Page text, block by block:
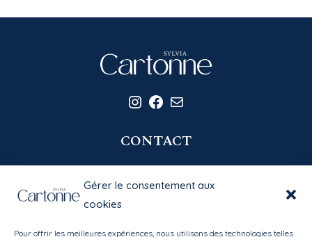
Gérer le consentement aux
cookies
Pour offrir les meilleures expériences, nous utilisons des technologies telles
Instagram
Facebook
E-mail
CONTACT
contact@sylviacartonne.fr